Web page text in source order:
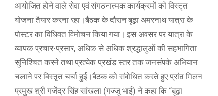
आयोजित होने वाले सेवा एवं संगठनात्मक कार्यक्रमों की विस्तृत
योजना तैयार करना रहा।बैठक के दौरान बूढ़ा अमरनाथ यात्रा के
पोस्टर का विधिवत विमोचन किया गया। इस अवसर पर यात्रा के
व्यापक प्रचार-प्रसार, अधिक से अधिक श्रद्धालुओं की सहभागिता
सुनिश्चित करने तथा प्रत्येक प्रखंड स्तर तक जनसंपर्क अभियान
चलाने पर विस्तृत चर्चा हुई।बैठक को संबोधित करते हुए प्रांत मिलन
प्रमुख श्री गजेंद्र सिंह सांखला (गज्जू भाई) ने कहा कि “बूढ़ा